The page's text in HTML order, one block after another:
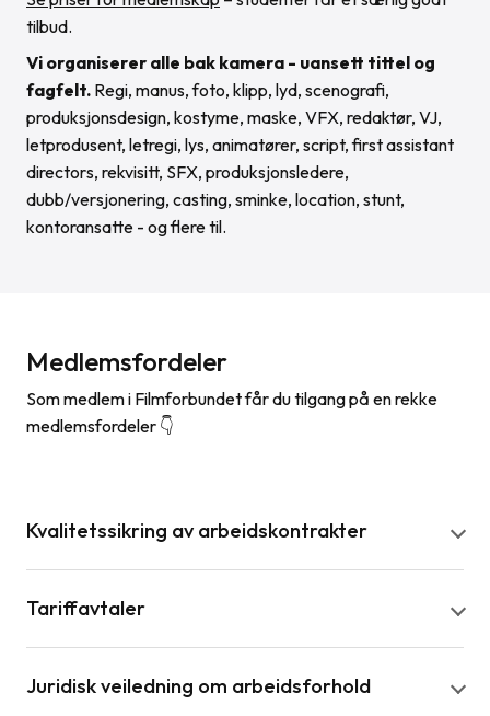
tilbud.
Vi organiserer alle bak kamera - uansett tittel og
fagfelt. Regi, manus, foto, klipp, lyd, scenografi,
produksjonsdesign, kostyme, maske, VFX, redaktør, VJ,
letprodusent, letregi, lys, animatører, script, first assistant
directors, rekvisitt, SFX, produksjonsledere,
dubb/versjonering, casting, sminke, location, stunt,
kontoransatte - og flere til.
Medlemsfordeler
Som medlem i Filmforbundet får du tilgang på en rekke
medlemsfordeler 👇
Kvalitetssikring av arbeidskontrakter
Tariffavtaler
Juridisk veiledning om arbeidsforhold